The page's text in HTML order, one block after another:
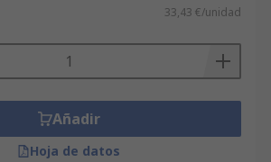
33,43 €/unidad
Añadir
Hoja de datos